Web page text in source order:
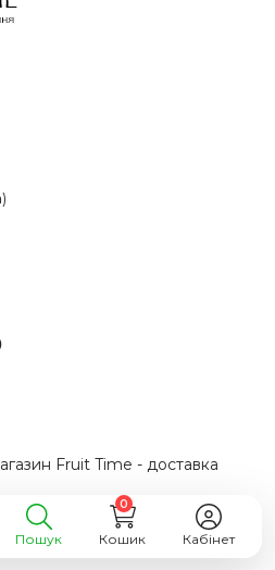
Fruit Time - доставка
Пошук Кошик
0
Кабінет